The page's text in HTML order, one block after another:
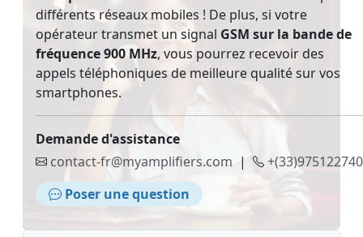
différents réseaux mobiles ! De plus, si votre
opérateur transmet un signal GSM sur la bande de
fréquence 900 MHz, vous pourrez recevoir des
appels téléphoniques de meilleure qualité sur vos
smartphones.
Demande d'assistance
contact-fr@myamplifiers.com |
+(33)975122740
Poser une question